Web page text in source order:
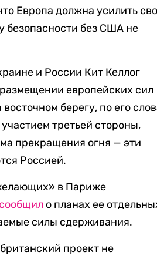
Европа должна усилить
безопасности без США не
и России Кит Келлог
европейских сил
берегу, по его
третьей стороны,
прекращения огня — эти
Россией.
в Париже
сообщил о планах ее
силы сдерживания.
проект не